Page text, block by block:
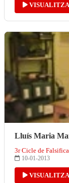
VISUALITZA
Lluís Maria
3r Cicle de
10-01-2013
VISUALITZA